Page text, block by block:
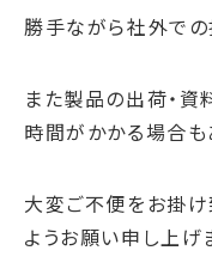
勝手ながら社外での
また製品の出荷・資
時間がかかる場合も
大変ご不便をお掛け
ようお願い申し上げ